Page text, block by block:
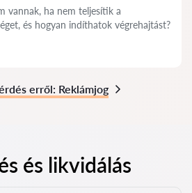
vannak, ha nem teljesítik a
és hogyan indíthatok végrehajtást?
erről: Reklámjog
és likvidálás